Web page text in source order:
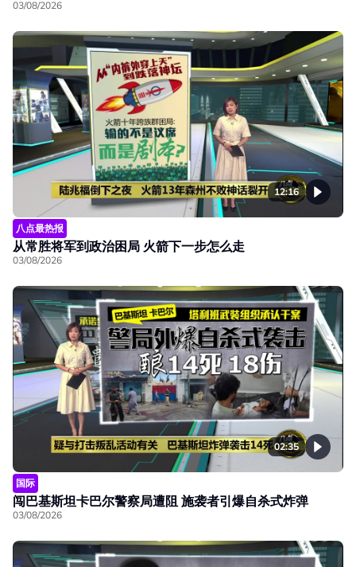
03/08/2026
12:16
八点最热报
从常胜将军到政治困局 火箭下一步怎么走
03/08/2026
02:35
国际
闯巴基斯坦卡巴尔警察局遭阻 施袭者引爆自杀式炸弹
03/08/2026